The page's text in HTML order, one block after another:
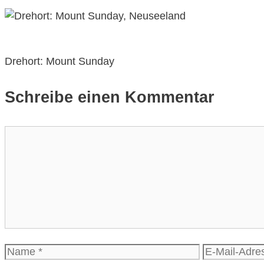
Drehort: Mount Sunday
Schreibe einen Kommentar
Name
E-